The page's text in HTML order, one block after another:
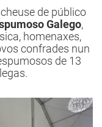
de público
Galego,
homenaxes,
confrades nun
de 13